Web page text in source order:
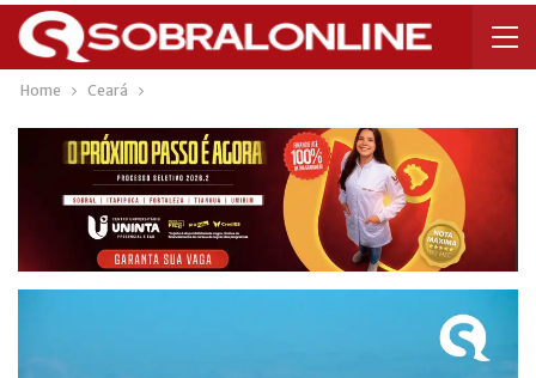
Home Ceará